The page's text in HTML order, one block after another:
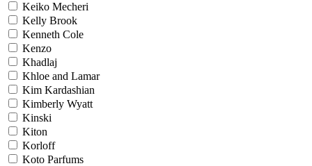
Keiko Mecheri
Kelly Brook
Kenneth Cole
Kenzo
Khadlaj
Khloe and Lamar
Kim Kardashian
Kimberly Wyatt
Kinski
Kiton
Korloff
Koto Parfums